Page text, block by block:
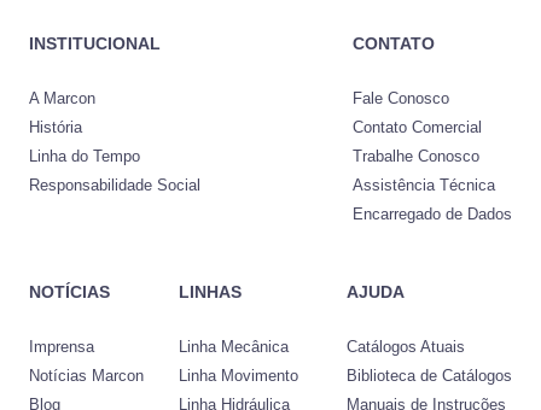
INSTITUCIONAL
A Marcon
História
Linha do Tempo
Responsabilidade Social
CONTATO
Fale Conosco
Contato Comercial
Trabalhe Conosco
Assistência Técnica
Encarregado de Dados
NOTÍCIAS
Imprensa
Notícias Marcon
Blog
LINHAS
Linha Mecânica
Linha Movimento
Linha Hidráulica
AJUDA
Catálogos Atuais
Biblioteca de Catálogos
Manuais de Instruções